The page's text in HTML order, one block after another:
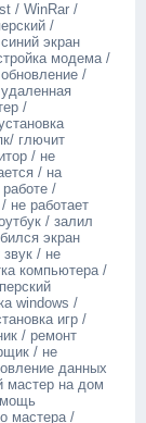
/ WinRаr /
/
экран
модема /
/
/
глючит
/ не
/ на
/
не работает
/ залил
экран
звук / не
компьютера /
windоws /
игр /
/ ремонт
/ не
данных
мастер на дом
мастера /